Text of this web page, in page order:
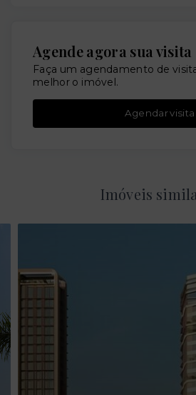
Agende agora sua visita
Faça um agendamento de
melhor o imóvel.
Agendar visita
Imóveis